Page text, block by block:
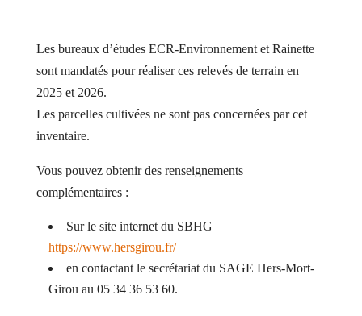
Les bureaux d’études ECR-Environnement et Rainette
sont mandatés pour réaliser ces relevés de terrain en
2025 et 2026.
Les parcelles cultivées ne sont pas concernées par cet
inventaire.
Vous pouvez obtenir des renseignements
complémentaires :
Sur le site internet du SBHG
https://www.hersgirou.fr/
en contactant le secrétariat du SAGE Hers-Mort-
Girou au 05 34 36 53 60.